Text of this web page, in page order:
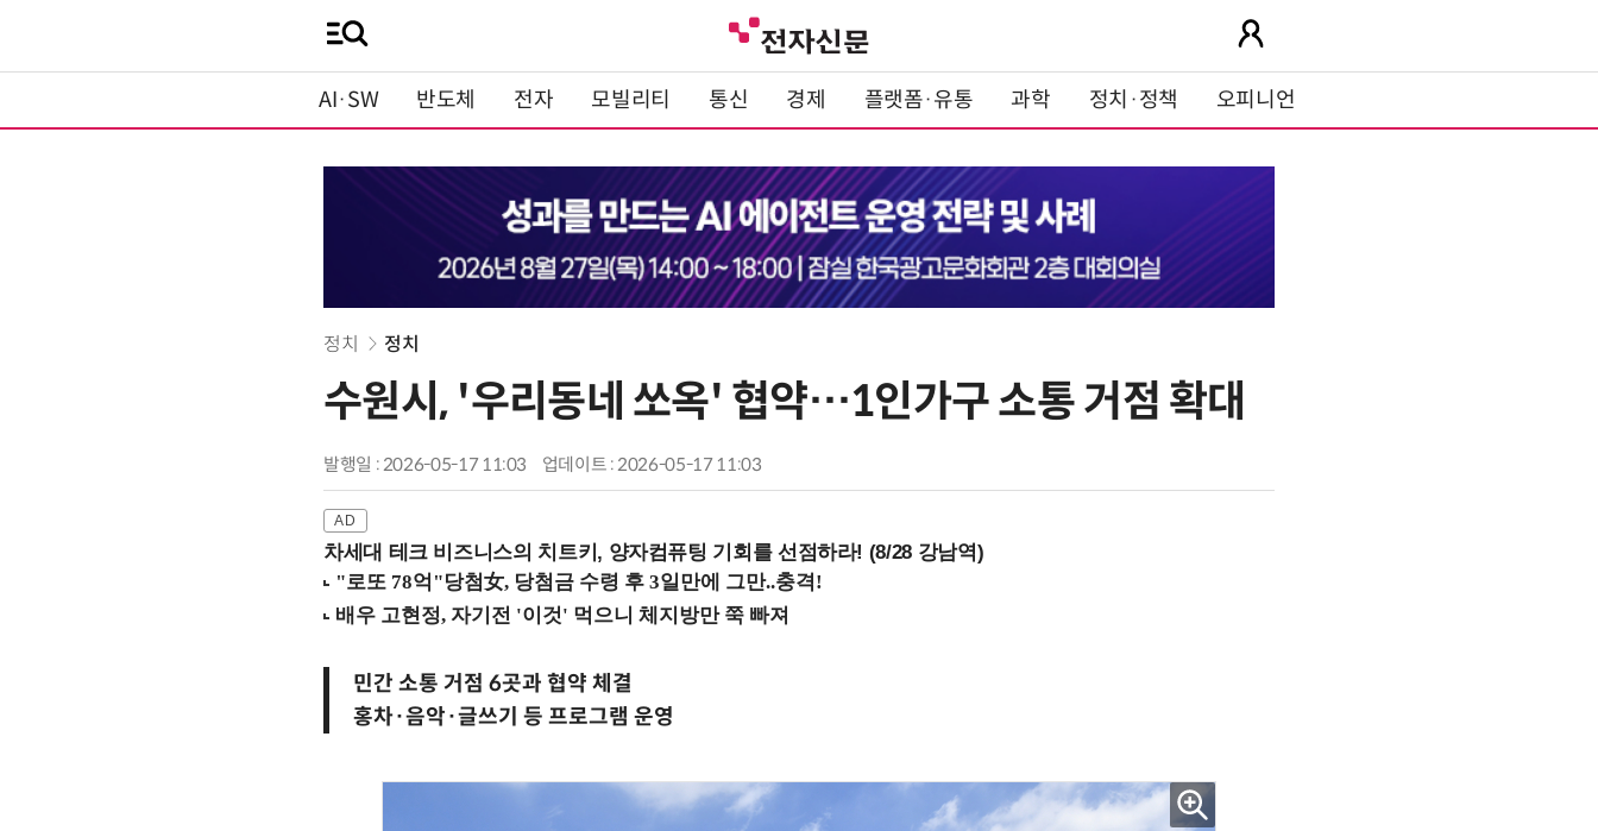
AI·SW 반도체 전자 모빌리티 통신 경제 플랫폼·유통 과학 정치·정책 오피니언
정치 정치
수원시, '우리동네 쏘옥' 협약…1인가구 소통 거점 확대
발행일 : 2026-05-17 11:03 업데이트 : 2026-05-17 11:03
차세대 테크 비즈니스의 치트키, 양자컴퓨팅 기회를 선점하라! (8/28 강남역)
민간 소통 거점 6곳과 협약 체결
홍차·음악·글쓰기 등 프로그램 운영